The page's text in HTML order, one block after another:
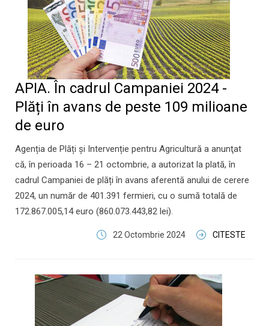
APIA. În cadrul Campaniei 2024 -
Plăți în avans de peste 109 milioane
de euro
Agenția de Plăți şi Intervenție pentru Agricultură a anunţat
că, în perioada 16 – 21 octombrie, a autorizat la plată, în
cadrul Campaniei de plăți în avans aferentă anului de cerere
2024, un număr de 401.391 fermieri, cu o sumă totală de
172.867.005,14 euro (860.073.443,82 lei).
22 Octombrie 2024 CITESTE